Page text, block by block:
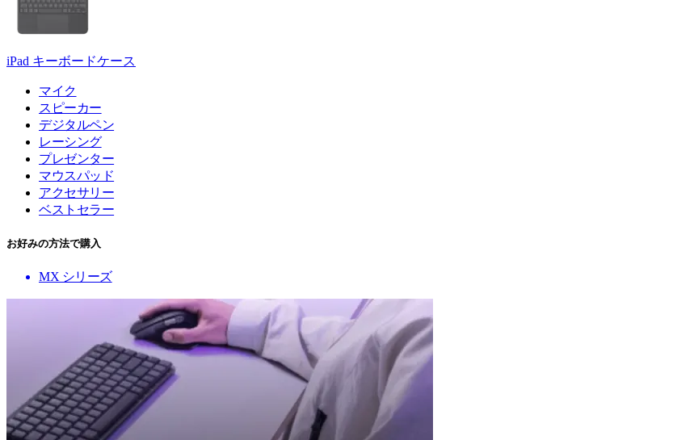
iPad キーボードケース
マイク
スピーカー
デジタルペン
レーシング
プレゼンター
マウスパッド
アクセサリー
ベストセラー
お好みの方法で購入
MX シリーズ